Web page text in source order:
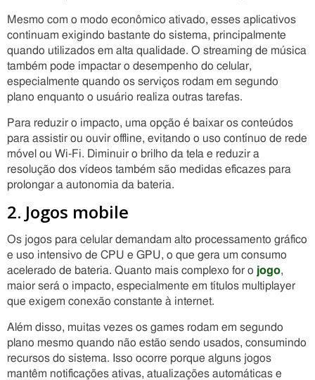
Mesmo com o modo econômico ativado, esses aplicativos
continuam exigindo bastante do sistema, principalmente
quando utilizados em alta qualidade. O streaming de música
também pode impactar o desempenho do celular,
especialmente quando os serviços rodam em segundo
plano enquanto o usuário realiza outras tarefas.
Para reduzir o impacto, uma opção é baixar os conteúdos
para assistir ou ouvir offline, evitando o uso contínuo de rede
móvel ou Wi-Fi. Diminuir o brilho da tela e reduzir a
resolução dos vídeos também são medidas eficazes para
prolongar a autonomia da bateria.
2. Jogos mobile
Os jogos para celular demandam alto processamento gráfico
e uso intensivo de CPU e GPU, o que gera um consumo
acelerado de bateria. Quanto mais complexo for o jogo,
maior será o impacto, especialmente em títulos multiplayer
que exigem conexão constante à internet.
Além disso, muitas vezes os games rodam em segundo
plano mesmo quando não estão sendo usados, consumindo
recursos do sistema. Isso ocorre porque alguns jogos
mantêm notificações ativas, atualizações automáticas e